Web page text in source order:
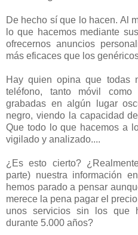
De hecho sí que lo hacen. Al
lo que hacemos mediante
ofrecernos anuncios
más eficaces que los
Hay quien opina que todas
teléfono, tanto móvil
grabadas en algún lugar
negro, viendo la capacidad
Que todo lo que hacemos a
vigilado y analizado....
¿Es esto cierto?
parte) nuestra información
hemos parado a pensar
merece la pena pagar el
unos servicios sin los que
durante 5.000 años?